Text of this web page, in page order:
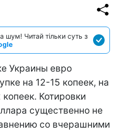
шум! Читай тільки суть з
Украины евро
на 12-15 копеек, на
Котировки
существенно не
со вчерашними